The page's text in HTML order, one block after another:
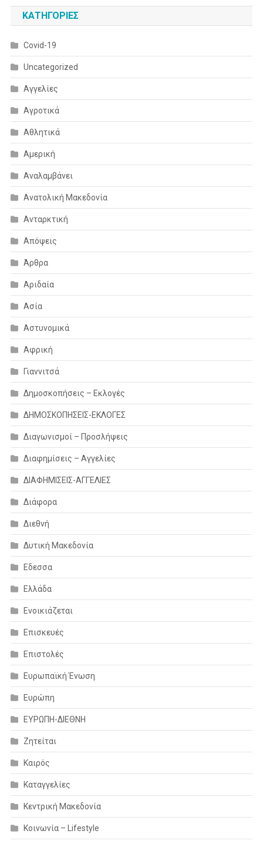
KΑΤΗΓΟΡΊΕΣ
Covid-19
Uncategorized
Αγγελίες
Αγροτικά
Αθλητικά
Αμερική
Αναλαμβάνει
Ανατολική Μακεδονία
Ανταρκτική
Απόψεις
Άρθρα
Αριδαία
Ασία
Αστυνομικά
Αφρική
Γιαννιτσά
Δημοσκοπήσεις – Εκλογές
ΔΗΜΟΣΚΟΠΗΣΕΙΣ-ΕΚΛΟΓΕΣ
Διαγωνισμοί – Προσλήψεις
Διαφημίσεις – Αγγελίες
ΔΙΑΦΗΜΙΣΕΙΣ-ΑΓΓΕΛΙΕΣ
Διάφορα
Διεθνή
Δυτική Μακεδονία
Εδεσσα
Ελλάδα
Ενοικιάζεται
Επισκευές
Επιστολές
Ευρωπαϊκή Ένωση
Ευρώπη
ΕΥΡΩΠΗ-ΔΙΕΘΝΗ
Ζητείται
Καιρός
Καταγγελίες
Κεντρική Μακεδονία
Κοινωνία – Lifestyle